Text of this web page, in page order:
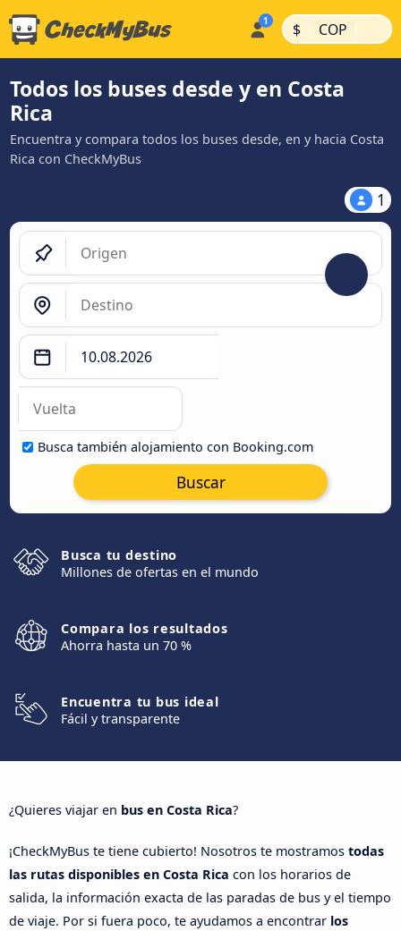
$ | COP |
Todos los buses desde y en Costa
Rica
Encuentra y compara todos los buses desde, en y hacia Costa
Rica con CheckMyBus
1
Busca también alojamiento con Booking.com
Buscar
Busca tu destino
Millones de ofertas en el mundo
Compara los resultados
Ahorra hasta un 70 %
Encuentra tu bus ideal
Fácil y transparente
¿Quieres viajar en bus en Costa Rica?
¡CheckMyBus te tiene cubierto! Nosotros te mostramos todas
las rutas disponibles en Costa Rica con los horarios de
salida, la información exacta de las paradas de bus y el tiempo
de viaje. Por si fuera poco, te ayudamos a encontrar los